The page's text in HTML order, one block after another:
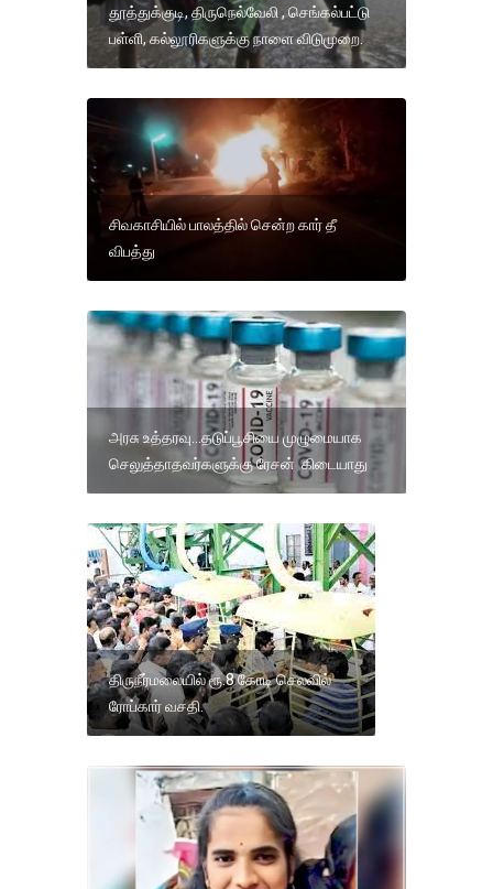
தூத்துக்குடி, திருநெல்வேலி , செங்கல்பட்டு
பள்ளி, கல்லூரிகளுக்கு நாளை விடுமுறை.
சிவகாசியில் பாலத்தில் சென்ற கார் தீ
விபத்து
அரசு உத்தரவு...தடுப்பூசியை முழுமையாக
செலுத்தாதவர்களுக்கு ரேசன் கிடையாது
திருநீர்மலையில் ரூ.8 கோடி செலவில்
ரோப்கார் வசதி.